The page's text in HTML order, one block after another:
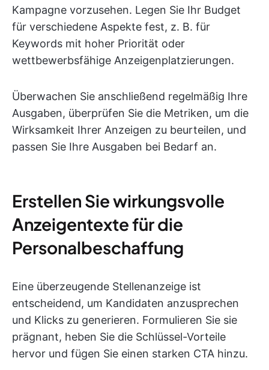
Kampagne vorzusehen. Legen Sie Ihr Budget
für verschiedene Aspekte fest, z. B. für
Keywords mit hoher Priorität oder
wettbewerbsfähige Anzeigenplatzierungen.
Überwachen Sie anschließend regelmäßig Ihre
Ausgaben, überprüfen Sie die Metriken, um die
Wirksamkeit Ihrer Anzeigen zu beurteilen, und
passen Sie Ihre Ausgaben bei Bedarf an.
Erstellen Sie wirkungsvolle
Anzeigentexte für die
Personalbeschaffung
Eine überzeugende Stellenanzeige ist
entscheidend, um Kandidaten anzusprechen
und Klicks zu generieren. Formulieren Sie sie
prägnant, heben Sie die Schlüssel-Vorteile
hervor und fügen Sie einen starken CTA hinzu.